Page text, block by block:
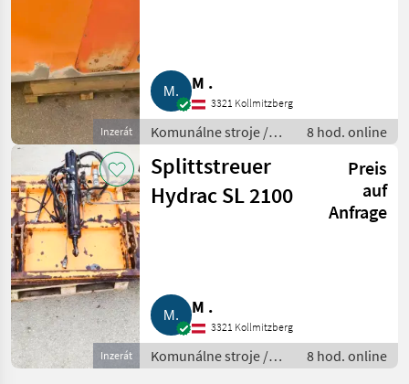
Inzerát
M .
3321 Kollmitzberg
Komunálne stroje /
Striekacie stroje
8 hod. online
Inzerát
Splittstreuer
Hydrac SL 2100
Preis
auf
Anfrage
M .
3321 Kollmitzberg
Komunálne stroje /
Striekacie stroje
8 hod. online